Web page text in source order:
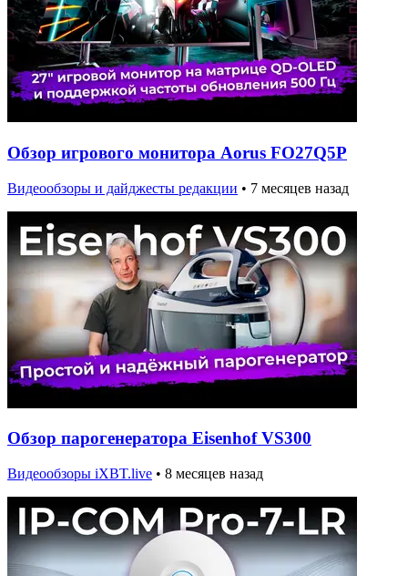
Обзор игрового монитора Aorus FO27Q5P
Видеообзоры и дайджесты редакции • 7 месяцев назад
Обзор парогенератора Eisenhof VS300
Видеообзоры iXBT.live • 8 месяцев назад